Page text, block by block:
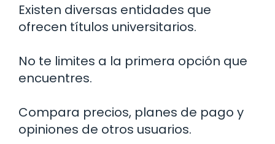
Existen diversas entidades que
ofrecen títulos universitarios.
No te limites a la primera opción que
encuentres.
Compara precios, planes de pago y
opiniones de otros usuarios.